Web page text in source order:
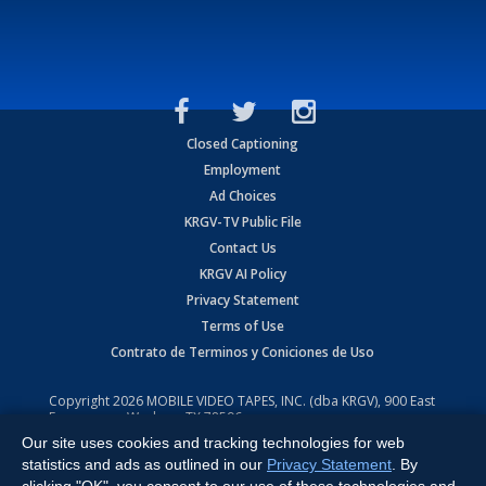
Closed Captioning
Employment
Ad Choices
KRGV-TV Public File
Contact Us
KRGV AI Policy
Privacy Statement
Terms of Use
Contrato de Terminos y Coniciones de Uso
Copyright2026 MOBILE VIDEO TAPES, INC. (dba KRGV), 900 East
Expressway, Weslaco, TX 78596.
All Rights Reserved. Powered by:Ruby Shore Software
Our site uses cookies and tracking technologies for web
statistics and ads as outlined in our Privacy Statement . By